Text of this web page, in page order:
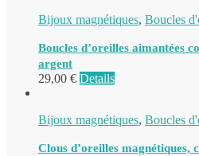
Bijoux magnétiques, Boucles
Boucles d’oreilles aimantées
argent
29,00 € Details
Bijoux magnétiques, Boucles
Clous d’oreilles magnétiques,